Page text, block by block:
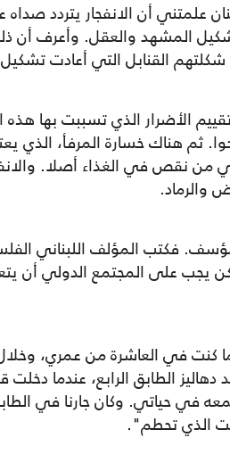
علمتني أن الانفجار يتردد
المشهد والعقل. وأعرف
القنابل التي أعادت تشكيل
قتلوا و5000 جرحوا. ثم هناك خسارة
من نقص في الغذاء أصلا.
والرماد.
فكتب المؤلف اللبناني
يجب على المجتمع الدولي أن
"عام 1989 عندما كنت في العاشرة من
دهاليز الطابق الرابع، عندما
في حياتي. وكان جارنا في
الذي تحطم".